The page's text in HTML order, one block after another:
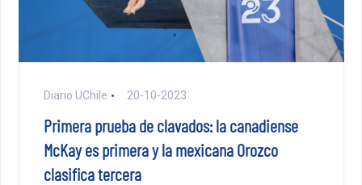
Diario UChile 20-10-2023
Primera prueba de clavados: la canadiense
McKay es primera y la mexicana Orozco
clasifica tercera